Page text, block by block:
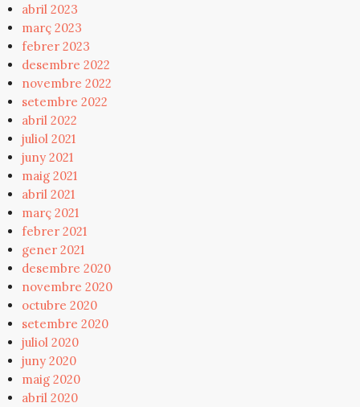
abril 2023
març 2023
febrer 2023
desembre 2022
novembre 2022
setembre 2022
abril 2022
juliol 2021
juny 2021
maig 2021
abril 2021
març 2021
febrer 2021
gener 2021
desembre 2020
novembre 2020
octubre 2020
setembre 2020
juliol 2020
juny 2020
maig 2020
abril 2020